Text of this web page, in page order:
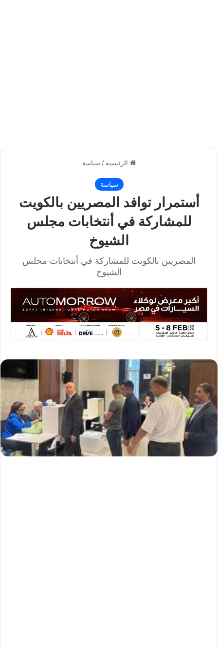
الرئيسية / سياسة
سياسة
أستمرار توافد المصريين بالكويت
للمشاركة في أنتخابات مجلس
الشيوخ
المصريين بالكويت للمشاركة في أنتخابات مجلس
الشيوخ